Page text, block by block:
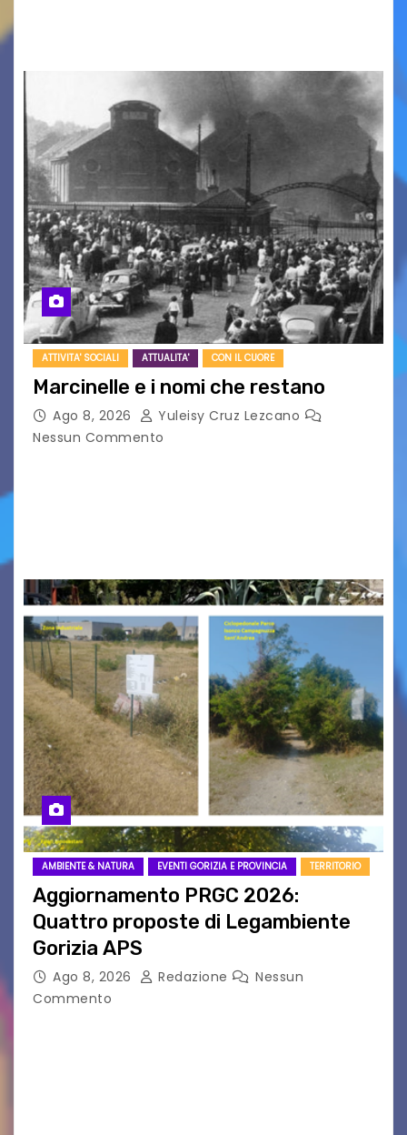
ATTIVITA' SOCIALI ATTUALITA' CON IL CUORE
Marcinelle e i nomi che restano
Ago 8, 2026
Yuleisy Cruz Lezcano
Nessun Commento
AMBIENTE & NATURA EVENTI GORIZIA E PROVINCIA TERRITORIO
Aggiornamento PRGC 2026:
Quattro proposte di Legambiente
Gorizia APS
Ago 8, 2026 Redazione
Nessun
Commento